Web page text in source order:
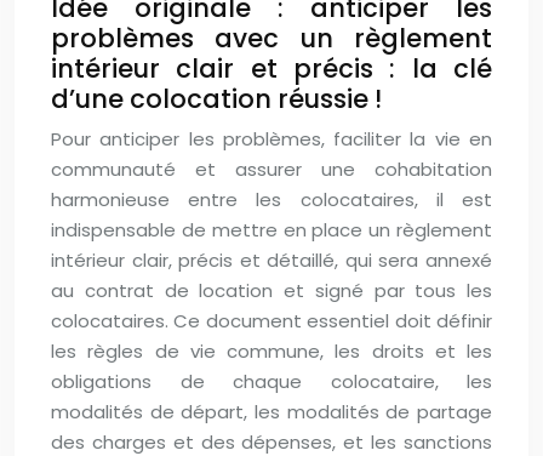
Idée originale : anticiper les
problèmes avec un règlement
intérieur clair et précis : la clé
d’une colocation réussie !
Pour anticiper les problèmes, faciliter la vie en
communauté et assurer une cohabitation
harmonieuse entre les colocataires, il est
indispensable de mettre en place un règlement
intérieur clair, précis et détaillé, qui sera annexé
au contrat de location et signé par tous les
colocataires. Ce document essentiel doit définir
les règles de vie commune, les droits et les
obligations de chaque colocataire, les
modalités de départ, les modalités de partage
des charges et des dépenses, et les sanctions